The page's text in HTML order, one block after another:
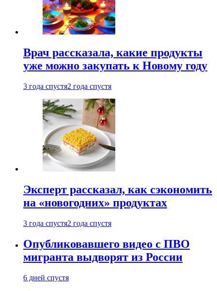
Врач рассказала, какие продукты
уже можно закупать к Новому году
3 года спустя2 года спустя
Эксперт рассказал, как сэкономить
на «новогодних» продуктах
3 года спустя2 года спустя
Опубликовавшего видео с ПВО
мигранта выдворят из России
6 дней спустя